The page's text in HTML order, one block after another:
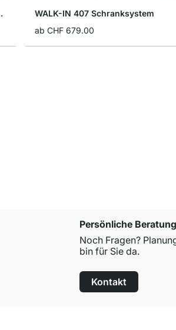
WALK-IN 407 Schranksystem
ab CHF 679.00
Persönliche Beratung
Noch Fragen?
bin für Sie da.
Kontakt